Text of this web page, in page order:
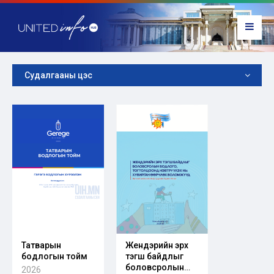
Судалгааны цэс
Татварын
бодлогын тойм
2026
Жендэрийн эрх
тэгш байдлыг
боловсролын